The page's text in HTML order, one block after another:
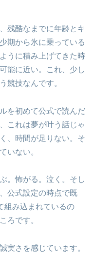
残酷なまでに年齢とキ
期から氷に乗っている
うに積み上げてきた時
能に近い。これ、少し
競技なんです。
を初めて公式で読んだ
これは夢が叶う話じゃ
、時間が足りない。そ
いない。
。怖がる。泣く。そし
公式設定の時点で既
組み込まれているの
ろです。
実さを感じています。